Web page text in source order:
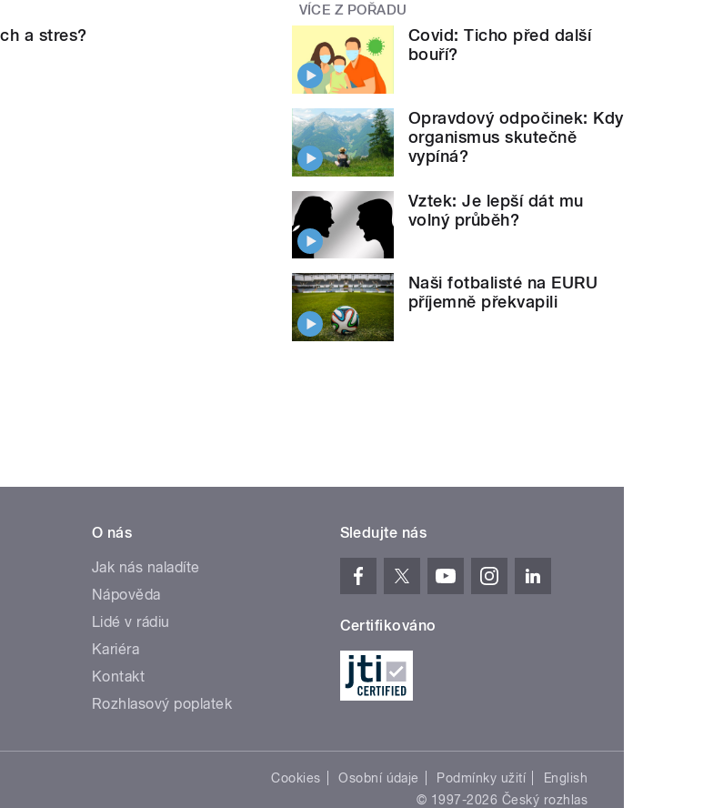
a stres?
VÍCE Z POŘADU
Covid: Ticho před další
bouří?
Opravdový odpočinek: Kdy
organismus skutečně
vypíná?
Vztek: Je lepší dát mu
volný průběh?
Naši fotbalisté na EURU
příjemně překvapili
O nás
Jak nás naladíte
Nápověda
Lidé v rádiu
Kariéra
Kontakt
Rozhlasový poplatek
Sledujte nás
Certifikováno
Cookies Osobní údaje Podmínky užití
English
© 1997-2026 Český rozhlas